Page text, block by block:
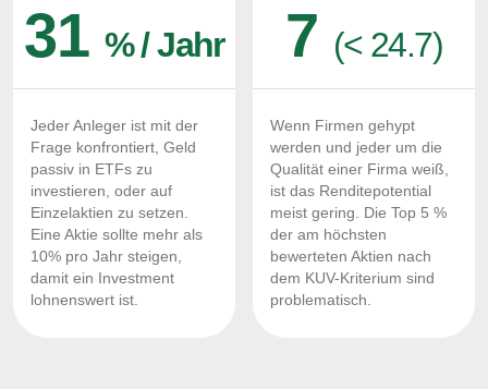
31 % / Jahr
Jeder Anleger ist mit der
Frage konfrontiert, Geld
passiv in ETFs zu
investieren, oder auf
Einzelaktien zu setzen.
Eine Aktie sollte mehr als
10% pro Jahr steigen,
damit ein Investment
lohnenswert ist.
7 (< 24.7)
Wenn Firmen gehypt
werden und jeder um die
Qualität einer Firma weiß,
ist das Renditepotential
meist gering. Die Top 5 %
der am höchsten
bewerteten Aktien nach
dem KUV-Kriterium sind
problematisch.